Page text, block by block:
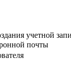
учетной
почты